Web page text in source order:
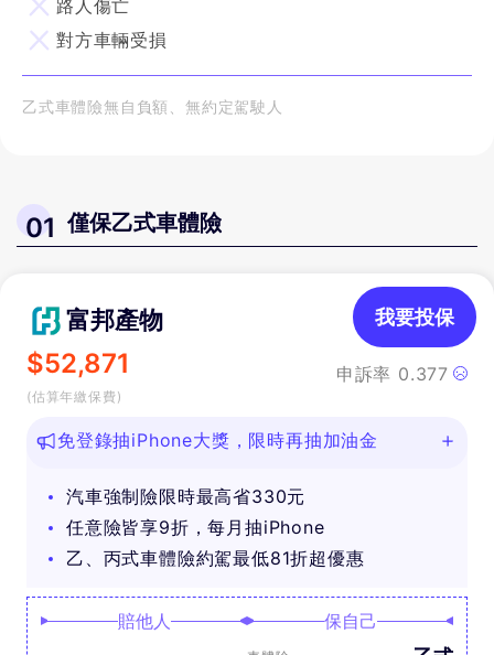
路人傷亡
對方車輛受損
乙式車體險無自負額、無約定駕駛人
01 僅保乙式車體險
富邦產物
$52,871
(估算年繳保費)
申訴率 0.377
我要投保
免登錄抽iPhone大獎，限時再抽加油金
汽車強制險限時最高省330元
任意險皆享9折，每月抽iPhone
乙、丙式車體險約駕最低81折超優惠
賠他人 保自己